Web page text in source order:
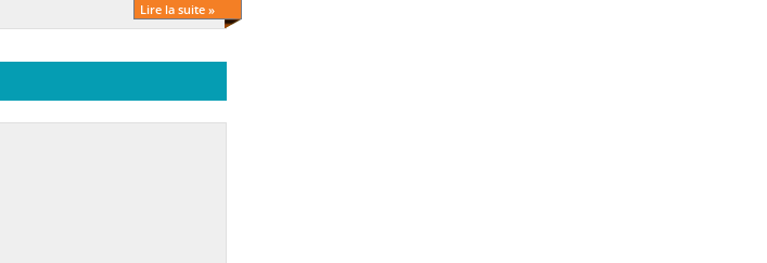
Lire la suite »